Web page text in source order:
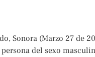
Sonora (Marzo 27 de
del sexo